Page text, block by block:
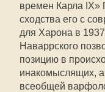
времен Карла IX»
сходства его с
для Харона в
Наваррского
позицию в
инакомыслящих,
всеобщей